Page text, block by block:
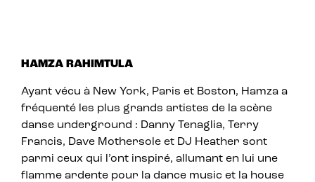
HAMZA RAHIMTULA
Ayant vécu à New York, Paris et Boston, Hamza a
fréquenté les plus grands artistes de la scène
danse underground : Danny Tenaglia, Terry
Francis, Dave Mothersole et DJ Heather sont
parmi ceux qui l’ont inspiré, allumant en lui une
flamme ardente pour la dance music et la house